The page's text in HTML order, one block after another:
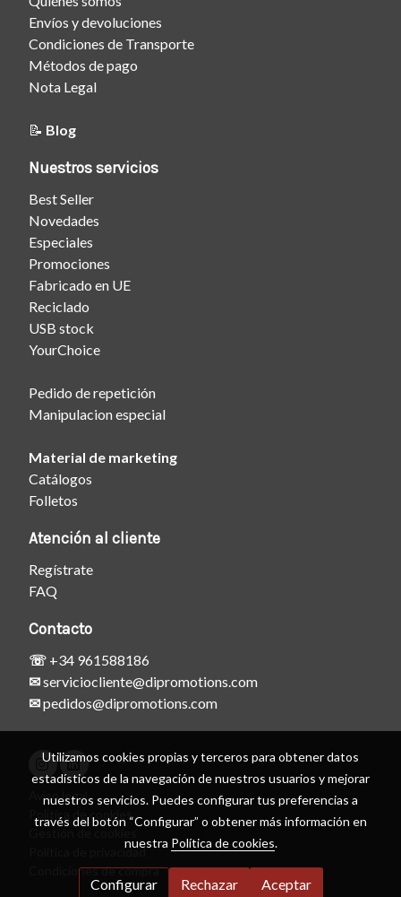
Envíos y devoluciones
Condiciones de Transporte
Métodos de pago
Nota Legal
📝 Blog
Nuestros servicios
Best Seller
Novedades
Especiales
Promociones
Fabricado en UE
Reciclado
USB stock
YourChoice
Pedido de repetición
Manipulacion especial
Material de marketing
Catálogos
Folletos
Atención al cliente
Regístrate
FAQ
Contacto
☏ +34 961588186
✉serviciocliente@dipromotions.com
✉pedidos@dipromotions.com
Aviso legal
Política de cookies
Política de privacidad
Condiciones de compra
Utilizamos cookies propias y terceros para obtener datos
estadísticos de la navegación de nuestros usuarios y mejorar
nuestros servicios. Puedes configurar tus preferencias a
través del botón “Configurar” o obtener más información en
nuestra Política de cookies.
Configurar Rechazar Aceptar